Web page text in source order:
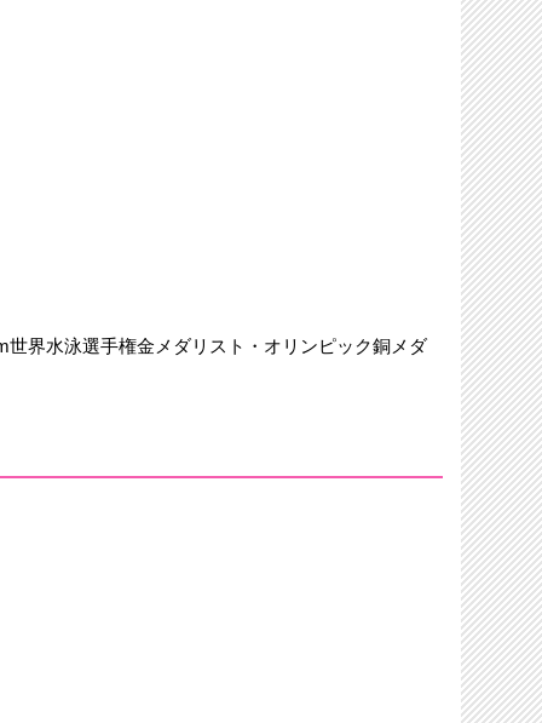
界水泳選手権金メダリスト・オリンピック銅メダ